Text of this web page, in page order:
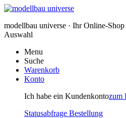
modellbau universe · Ihr Online-
Auswahl
Menu
Suche
Warenkorb
Konto
Ich habe ein Kundenkontozum
Statusabfrage Bestellung